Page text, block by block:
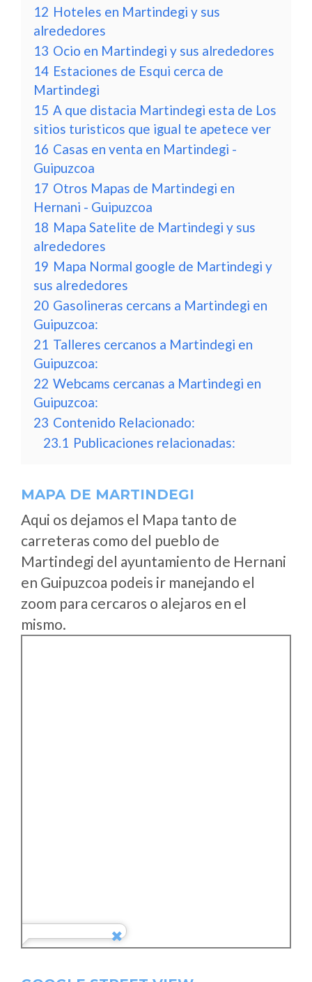
12 Hoteles en Martindegi y sus
alrededores
13 Ocio en Martindegi y sus alrededores
14 Estaciones de Esqui cerca de
Martindegi
15 A que distacia Martindegi esta de Los
sitios turisticos que igual te apetece ver
16 Casas en venta en Martindegi -
Guipuzcoa
17 Otros Mapas de Martindegi en
Hernani - Guipuzcoa
18 Mapa Satelite de Martindegi y sus
alrededores
19 Mapa Normal google de Martindegi y
sus alrededores
20 Gasolineras cercans a Martindegi en
Guipuzcoa:
21 Talleres cercanos a Martindegi en
Guipuzcoa:
22 Webcams cercanas a Martindegi en
Guipuzcoa:
23 Contenido Relacionado:
23.1 Publicaciones relacionadas:
MAPA DE MARTINDEGI
Aqui os dejamos el Mapa tanto de
carreteras como del pueblo de
Martindegi del ayuntamiento de Hernani
en Guipuzcoa podeis ir manejando el
zoom para cercaros o alejaros en el
mismo.